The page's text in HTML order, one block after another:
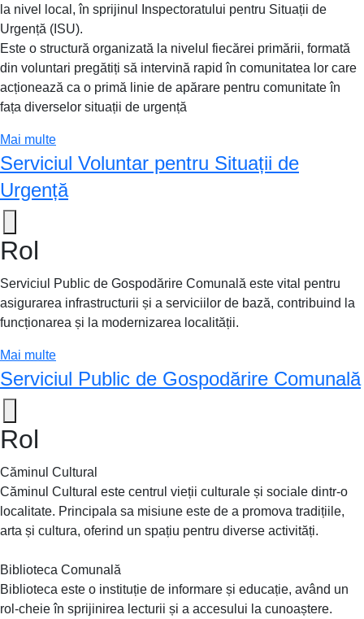
la nivel local, în sprijinul Inspectoratului pentru Situații de
Urgență (ISU).
Este o structură organizată la nivelul fiecărei primării, formată
din voluntari pregătiți să intervină rapid în comunitatea lor care
acționează ca o primă linie de apărare pentru comunitate în
fața diverselor situații de urgență
Mai multe
Serviciul Voluntar pentru Situații de
Urgență
Rol
Serviciul Public de Gospodărire Comunală este vital pentru
asigurarea infrastructurii și a serviciilor de bază, contribuind la
funcționarea și la modernizarea localității.
Mai multe
Serviciul Public de Gospodărire Comunală
Rol
Căminul Cultural
Căminul Cultural este centrul vieții culturale și sociale dintr-o
localitate. Principala sa misiune este de a promova tradițiile,
arta și cultura, oferind un spațiu pentru diverse activități.
Biblioteca Comunală
Biblioteca este o instituție de informare și educație, având un
rol-cheie în sprijinirea lecturii și a accesului la cunoaștere.